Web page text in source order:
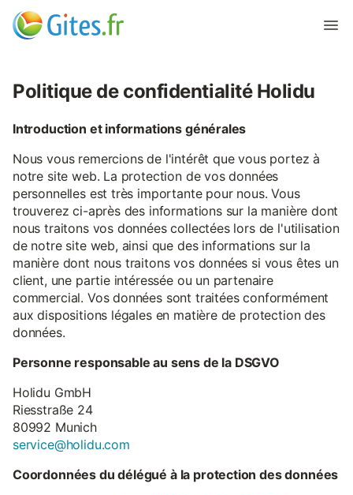
Politique de confidentialité Holidu
Introduction et informations générales
Nous vous remercions de l'intérêt que vous portez à
notre site web. La protection de vos données
personnelles est très importante pour nous. Vous
trouverez ci-après des informations sur la manière dont
nous traitons vos données collectées lors de l'utilisation
de notre site web, ainsi que des informations sur la
manière dont nous traitons vos données si vous êtes un
client, une partie intéressée ou un partenaire
commercial. Vos données sont traitées conformément
aux dispositions légales en matière de protection des
données.
Personne responsable au sens de la DSGVO
Holidu GmbH
Riesstraße 24
80992 Munich
service@holidu.com
Coordonnées du délégué à la protection des données